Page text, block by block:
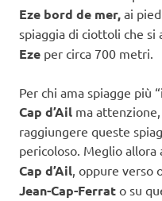
Eze bord de mer, ai
spiaggia di ciottoli che si
Eze per circa 700 metri.
Per chi ama spiagge più
Cap d’Ail ma
raggiungere queste
pericoloso. Meglio allora
Cap d’Ail, oppure verso
Jean-Cap-Ferrat o su